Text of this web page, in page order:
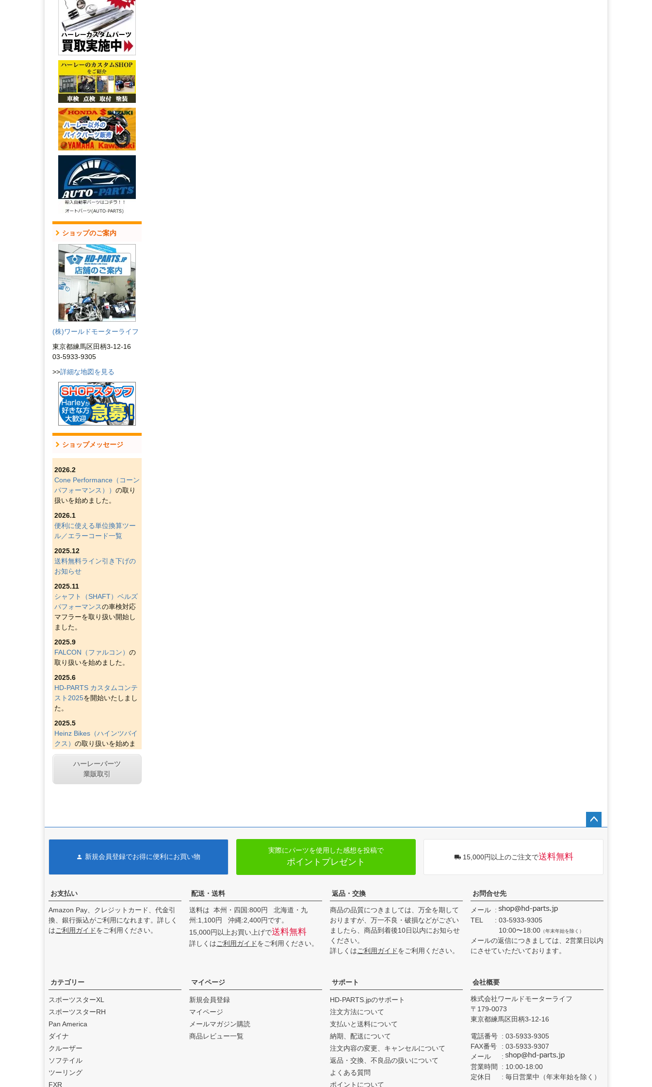
ショップのご案内
(株)ワールドモーターライフ
東京都練馬区田柄3-12-16
03-5933-9305
>>詳細な地図を見る
ショップメッセージ
2026.2
Cone Performance（コーン
パフォーマンス）） の取り
扱いを始めました。
2026.1
便利に使える単位換算ツー
ル／エラーコード一覧
2025.12
送料無料ライン引き下げの
お知らせ
2025.11
シャフト（SHAFT）ベルズ
パフォーマンスの車検対応
マフラーを取り扱い開始し
ました。
2025.9
FALCON（ファルコン） の
取り扱いを始めました。
2025.6
HD-PARTS カスタムコンテ
スト2025を開始いたしまし
た。
2025.5
Heinz Bikes（ハインツバイ
クス） の取り扱いを始めま
した。
2025.4
Figurati Designs（フィグラ
D&D エキゾースト（ディー
た。
feture ヘルメット（フュー
チャーヘルメット）の取り
扱いを始めました。
ました。
2024.12
s（ブローパフォーマンスエ
キゾースト）
始めました。
2024.11
By City（バイ シティ）
本総代理店となりました。
ハーレーパーツ
業販取引
新規会員登録でお得に便利にお買い物
実際にパーツを使用した感想を投稿で
ポイントプレゼント 15,000円以上のご注文で送料無料
お支払い
Amazon Pay、クレジットカード、代金引
換、銀行振込がご利用になれます。詳しく
はご利用ガイドをご利用ください。
配送・送料
送料は 本州・四国:800円 北海道・九
州:1,100円 沖縄:2,400円です。
15,000円以上お買い上げで送料無料
詳しくはご利用ガイドをご利用ください。
返品・交換
商品の品質につきましては、万全を期して
おりますが、万一不良・破損などがござい
ましたら、商品到着後10日以内にお知らせ
ください。
詳しくはご利用ガイドをご利用ください。
お問合せ先
メール
TEL
03-5933-9305
10:00〜18:00 （年末年始を除く）
メールの返信につきましては、2営業日以内
にさせていただいております。
カテゴリー
スポーツスターXL
スポーツスターRH
Pan America
ダイナ
クルーザー
ソフテイル
ツーリング
FXR
マイページ
新規会員登録
マイページ
メールマガジン購読
商品レビュー一覧
サポート
HD-PARTS.jpのサポート
注文方法について
支払いと送料について
納期、配送について
注文内容の変更、キャンセルについて
返品・交換、不良品の扱いについて
よくある質問
ポイントについて
会社概要
株式会社ワールドモーターライフ
179-0073
東京都練馬区田柄3-12-16
電話番号
03-5933-9305
FAX番号
03-5933-9307
メール
営業時間
10:00-18:00
定休日
毎日営業中（年末年始を除く）